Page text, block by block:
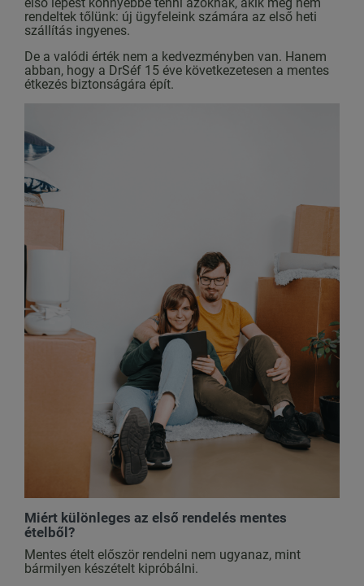
rendeltek tőlünk: új ügyfeleink számára az első heti
szállítás ingyenes.
De a valódi érték nem a kedvezményben van. Hanem
abban, hogy a DrSéf 15 éve következetesen a mentes
étkezés biztonságára épít.
Miért különleges az első rendelés mentes
ételből?
Mentes ételt először rendelni nem ugyanaz, mint
bármilyen készételt kipróbálni.